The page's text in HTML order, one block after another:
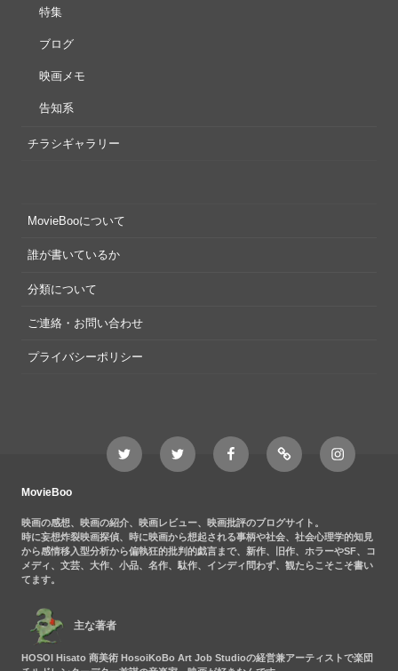
特集
ブログ
映画メモ
告知系
チラシギャラリー
MovieBooについて
誰が書いているか
分類について
ご連絡・お問い合わせ
プライバシーポリシー
Twitter
MovieBoo
Twitter
Nezshi
Movieboo
Facebook
Feedly
Instagram
Nezshi
MovieBoo
映画の感想、映画の紹介、映画レビュー、映画批評のブログサイト。
時に妄想炸裂映画探偵、時に映画から想起される事柄や社会、社会心理学的知見
から感情移入型分析から偏執狂的批判的戯言まで、新作、旧作、ホラーやSF、コ
メディ、文芸、大作、小品、名作、駄作、インディ問わず、観たらこそこそ書い
てます。
主な著者
HOSOI Hisato 商美術 HosoiKoBo Art Job Studioの経営兼アーティストで楽団